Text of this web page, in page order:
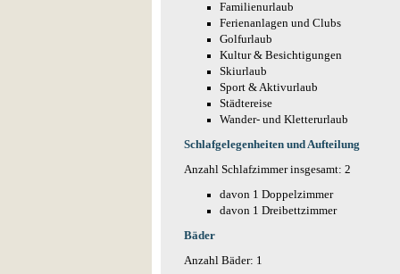
Familienurlaub
Ferienanlagen und Clubs
Golfurlaub
Kultur & Besichtigungen
Skiurlaub
Sport & Aktivurlaub
Städtereise
Wander- und Kletterurlaub
Schlafgelegenheiten und Aufteilung
Anzahl Schlafzimmer insgesamt: 2
davon 1 Doppelzimmer
davon 1 Dreibettzimmer
Bäder
Anzahl Bäder: 1